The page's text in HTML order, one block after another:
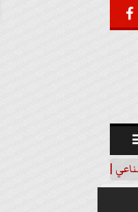

| فيديو